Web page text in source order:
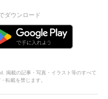
ダウンロード
掲載の記事・写真・イラスト等のすべて
転載を禁じます。